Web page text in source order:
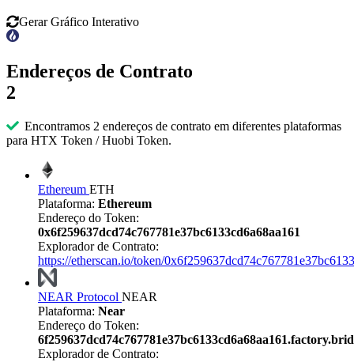
Gerar Gráfico Interativo
Endereços de Contrato
2
Encontramos 2 endereços de contrato em diferentes plataformas
para HTX Token / Huobi Token.
Ethereum ETH
Plataforma: Ethereum
Endereço do Token:
0x6f259637dcd74c767781e37bc6133cd6a68aa161
Explorador de Contrato:
https://etherscan.io/token/
NEAR Protocol NEAR
Plataforma: Near
Endereço do Token:
Explorador de Contrato: